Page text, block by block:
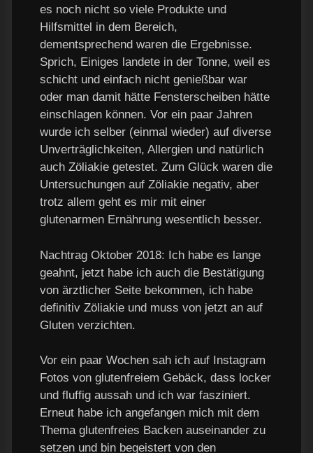
es noch nicht so viele Produkte und
Hilfsmittel in dem Bereich,
dementsprechend waren die Ergebnisse.
Sprich, Einiges landete in der Tonne, weil es
schicht und einfach nicht genießbar war
oder man damit hätte Fensterscheiben hätte
einschlagen können. Vor ein paar Jahren
wurde ich selber (einmal wieder) auf diverse
Unverträglichkeiten, Allergien und natürlich
auch Zöliakie getestet. Zum Glück waren die
Untersuchungen auf Zöliakie negativ, aber
trotz allem geht es mir mit einer
glutenarmen Ernährung wesentlich besser.
Nachtrag Oktober 2018: Ich habe es lange
geahnt, jetzt habe ich auch die Bestätigung
von ärztlicher Seite bekommen, ich habe
definitiv Zöliakie und muss von jetzt an auf
Gluten verzichten.
Vor ein paar Wochen sah ich auf Instagram
Fotos von glutenfreiem Gebäck, dass locker
und fluffig aussah und ich war fasziniert.
Erneut habe ich angefangen mich mit dem
Thema glutenfreies Backen auseinander zu
setzen und bin begeistert von den